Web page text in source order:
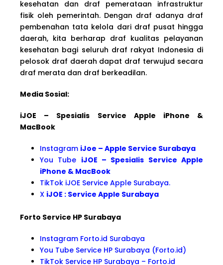
kesehatan dan draf pemerataan infrastruktur
fisik oleh pemerintah. Dengan draf adanya draf
pembenahan tata kelola dari draf pusat hingga
daerah, kita berharap draf kualitas pelayanan
kesehatan bagi seluruh draf rakyat Indonesia di
pelosok draf daerah dapat draf terwujud secara
draf merata dan draf berkeadilan.
Media Sosial:
iJOE – Spesialis Service Apple iPhone &
MacBook
Instagram iJoe – Apple Service Surabaya
You Tube iJOE – Spesialis Service Apple
iPhone & MacBook
TikTok iJOE Service Apple Surabaya.
X iJOE : Service Apple Surabaya
Forto Service HP Surabaya
Instagram Forto.id Surabaya
You Tube Service HP Surabaya (Forto.id)
TikTok Service HP Surabaya – Forto.id